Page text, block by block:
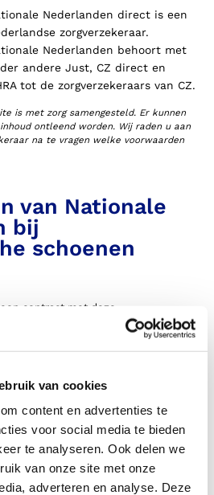
van cookies
content en advertenties te
voor social media te bieden
te analyseren. Ook delen we
van onze site met onze
adverteren en analyse. Deze
Nederlanden direct is een
zorgverzekeraar.
Nederlanden behoort met
andere Just, CZ direct en
tot de zorgverzekeraars van CZ.
is met zorg samengesteld. Er kunnen
ontleend worden. Wij raden u aan
na te vragen welke voorwaarden
van Nationale
bij
schoenen
contract met deze
betalen voor orthopedische
bijdrage voor orthopedische